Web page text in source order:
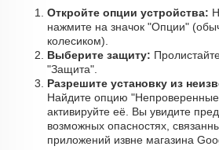
Откройте опции устройства:
нажмите на значок "Опции"
колесиком).
Выберите защиту:
"Защита".
Разрешите установку из
Найдите опцию "Непроверенные
активируйте её. Вы увидите
возможных опасностях,
приложений извне магазина